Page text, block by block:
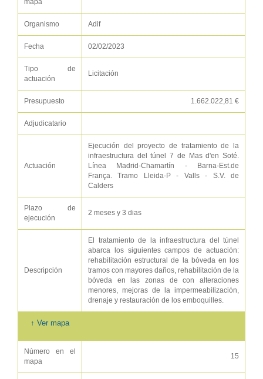
mapa
Organismo Adif
Fecha 02/02/2023
Tipo de
actuación
Licitación
Presupuesto 1.662.022,81 €
Adjudicatario
Actuación
Ejecución del proyecto de tratamiento de la
infraestructura del túnel 7 de Mas d'en Soté.
Línea Madrid-Chamartín - Barna-Est.de
França. Tramo Lleida-P - Valls - S.V. de
Calders
Plazo de
ejecución
2 meses y 3 dias
Descripción
El tratamiento de la infraestructura del túnel
abarca los siguientes campos de actuación:
rehabilitación estructural de la bóveda en los
tramos con mayores daños, rehabilitación de la
bóveda en las zonas de con alteraciones
menores, mejoras de la impermeabilización,
drenaje y restauración de los emboquilles.
↑ Ver mapa
Número en el
mapa
15